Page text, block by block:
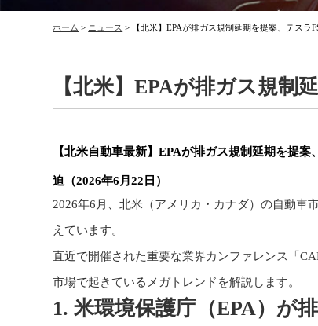
ホーム > ニュース > 【北米】EPAが排ガス規制延期を提案、テスラ
【北米】EPAが排ガス規制
【北米自動車最新】EPAが排ガス規制延期を提
迫（2026年6月22日）
2026年6月、北米（アメリカ・カナダ）の自動車
えています。
直近で開催された重要な業界カンファレンス「
市場で起きているメガトレンドを解説します。
1. 米環境保護庁（EPA）が